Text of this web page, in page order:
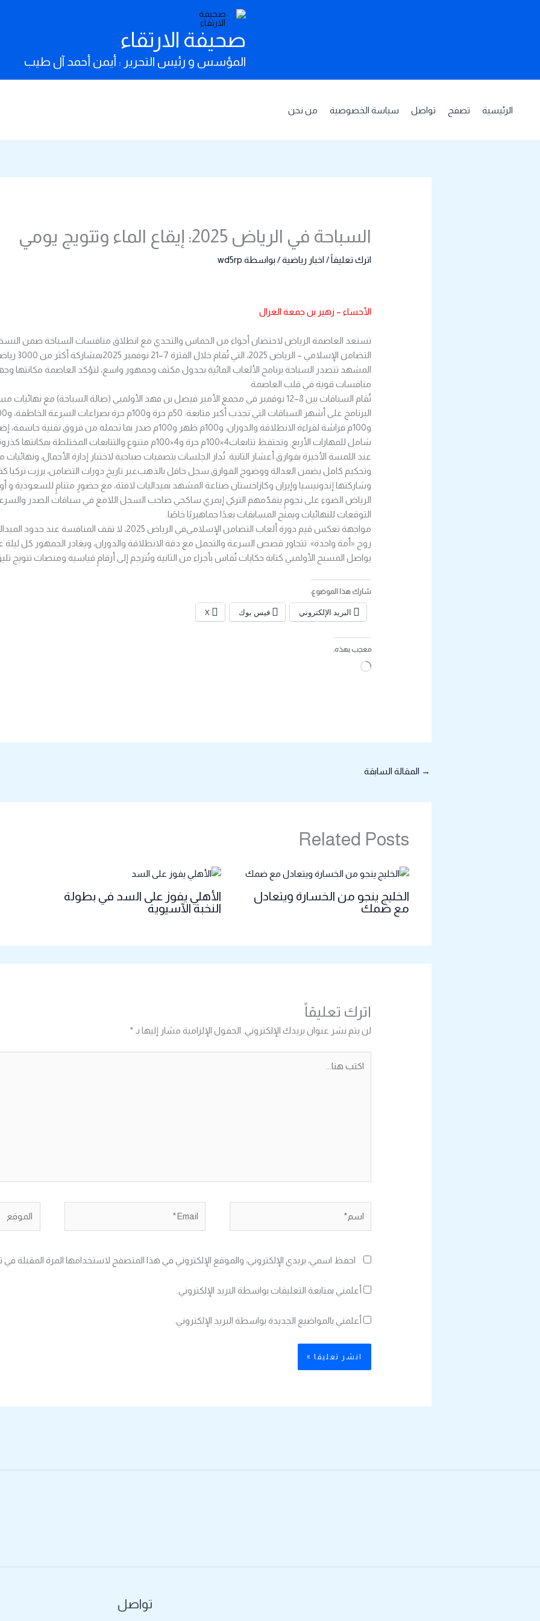
صحيفة الارتقاء
المؤسس و رئيس التحرير : أيمن أحمد آل طيب
الرئيسية تصفح تواصل سياسة الخصوصية من نحن
السباحة في الرياض 2025: إيقاع الماء وتتويج يومي
اترك تعليقاً/ اخبار رياضية/ بواسطة wd5rp
الأحساء – زهير بن جمعة الغزال
تستعد العاصمة الرياض لاحتضان أجواء من الحماس والتحدي مع انطلاق منافسات السباحة ضمن
المشهد تتصدر السباحة برنامج الألعاب المائية بجدول مكثف وجمهور واسع، لتؤكد العاصمة مكانتها
منافسات قوية في قلب العاصمة
تُقام السباقات بين 8–12 نوفمبر في مجمع الأمير فيصل بن فهد الأولمبي (صالة السباحة) مع
شامل للمهارات الأربع. وتحتفظ تتابعات4×100م حرة و4×100م متنوع والتتابعات
عند اللمسة الأخيرة بفوارق أعشار الثانية. تُدار الجلسات بتصفيات صباحية لاختبار إدارة الأحمال،
وتحكيم كامل يضمن العدالة ووضوح الفوارق. سجل حافل بالذهب عبر تاريخ دورات التضامن، برزت تركيا
وشاركتها إندونيسيا وإيران وكازاخستان صناعة المشهد بميداليات لافتة، مع حضورٍ متنامٍ للسعودية
الرياض الضوء على نجومٍ يتقدّمهم التركي إيمري ساكجي صاحب السجل اللامع في سباقات الصدر
التوقعات للنهائيات ويمنح المسابقات بعدًا جماهيريًا خاصًا.
مواجهة تعكس قيم دورة ألعاب التضامن الإسلامي في الرياض 2025، لا
روح «أمة واحدة». تتجاور قصص السرعة والتحمل مع دقة الانطلاقة والدوران، ويغادر الجمهور كل ليلة
يواصل المسبح الأولمبي كتابة حكايات تُقاس بأجزاء من الثانية وتُترجم إلى أرقامٍ قياسية ومنصات تتويج
شارك هذا الموضوع:
البريد الإلكتروني فيس بوك X
معجب بهذه:
جاري
→ المقالة السابقة
Related Posts
الخليج ينجو من الخسارة ويتعادل
مع ضمك
الأهلي يفوز على السد في بطولة
النخبة الآسيوية
اترك تعليقاً
لن يتم نشر عنوان بريدك الإلكتروني. الحقول الإلزامية مشار إليها بـ *
هنا...
احفظ اسمي، بريدي الإلكتروني، والموقع الإلكتروني في هذا المتصفح لاستخدامها المرة المقبلة في
أعلمني بمتابعة التعليقات بواسطة البريد الإلكتروني.
أعلمني بالمواضيع الجديدة بواسطة البريد الإلكتروني.
تواصل